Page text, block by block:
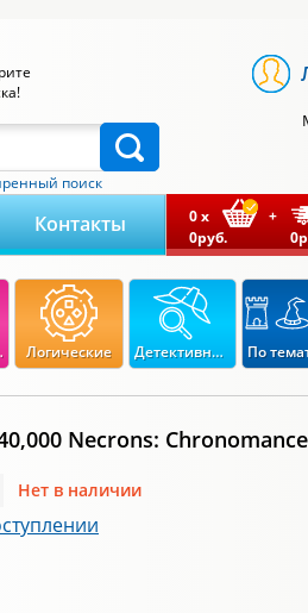
поиск
Контакты 0x
0руб.
+
0
Логические Детективные
Necrons:
Нет в наличии